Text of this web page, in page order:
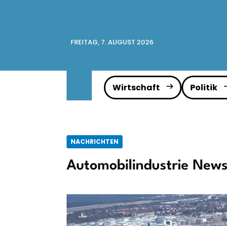
FREITAG, 7. AUGUST 2026
Wirtschaft Politik
NACHRICHTEN
Automobilindustrie